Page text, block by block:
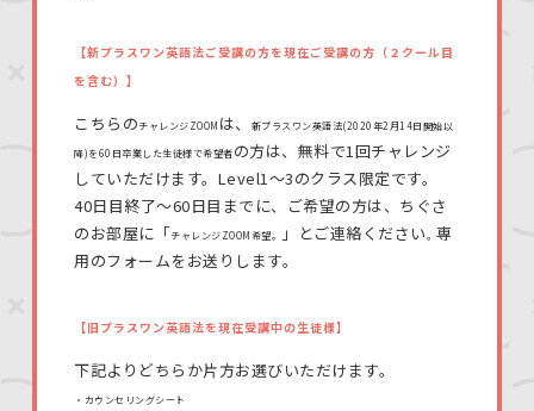
【新プラスワン英語法ご受講の方を現在ご受講の方（２クール目
を含む）】
こちらのチャレンジZOOM は、 新プラスワン英語法(2020年2月14日開始以
降)を60日卒業した生徒様で希望者の方は、無料で1回チャレンジ
していただけます。Level1〜3のクラス限定です。
40日目終了〜60日目までに、ご希望の方は、ちぐさ
のお部屋に「チャレンジZOOM希望。 」とご連絡ください。専
用のフォームをお送りします。
【旧プラスワン英語法を現在受講中の生徒様】
下記よりどちらか片方お選びいただけます。
・カウンセリングシート